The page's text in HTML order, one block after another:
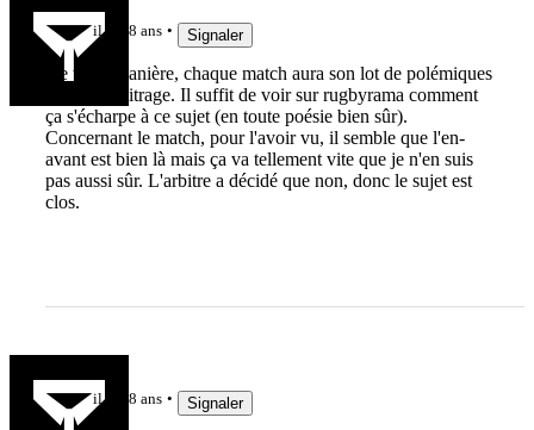
il y a 8 ans Signaler
De toute manière, chaque match aura son lot de polémiques
liées à l'arbitrage. Il suffit de voir sur rugbyrama comment
ça s'écharpe à ce sujet (en toute poésie bien sûr).
Concernant le match, pour l'avoir vu, il semble que l'en-
avant est bien là mais ça va tellement vite que je n'en suis
pas aussi sûr. L'arbitre a décidé que non, donc le sujet est
clos.
il y a 8 ans Signaler